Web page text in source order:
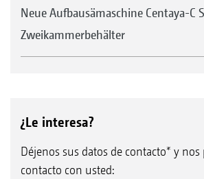
Neue Aufbausämaschine Centaya-C
Zweikammerbehälter
¿Le interesa?
Déjenos sus datos de contacto* y
contacto con usted: